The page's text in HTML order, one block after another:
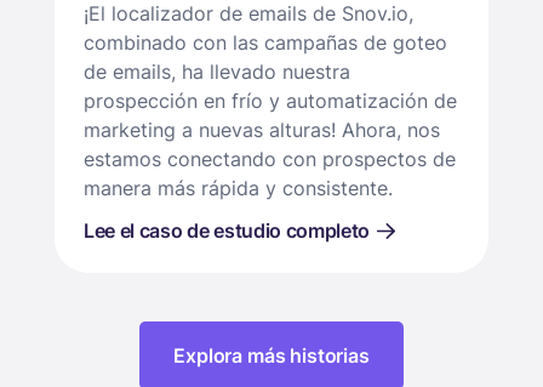
¡El localizador de emails de Snov.io,
combinado con las campañas de goteo
de emails, ha llevado nuestra
prospección en frío y automatización de
marketing a nuevas alturas! Ahora, nos
estamos conectando con prospectos de
manera más rápida y consistente.
Lee el caso de estudio completo
Explora más historias